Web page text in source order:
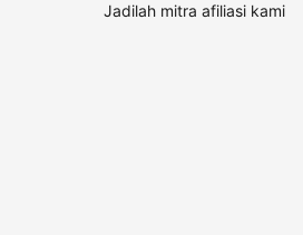
Jadilah mitra afiliasi kami